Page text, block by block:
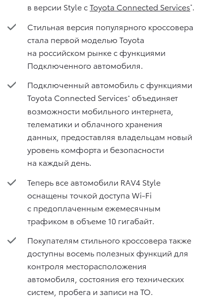
в версии Style сToyota Connected Services*.
Стильная версия популярного кроссовера
стала первой моделью Toyota
на российском рынке с функциями
Подключенного автомобиля.
Подключенный автомобиль с функциями
Toyota Connected Services* объединяет
возможности мобильного интернета,
телематики и облачного хранения
данных, предоставляя владельцам новый
уровень комфорта и безопасности
на каждый день.
Теперь все автомобили RAV4 Style
оснащены точкой доступа Wi-Fi
с предоплаченным ежемесячным
трафиком в объеме 10 гигабайт.
Покупателям стильного кроссовера также
доступны восемь полезных функций для
контроля месторасположения
автомобиля, состояния его технических
систем, пробега и записи на ТО.